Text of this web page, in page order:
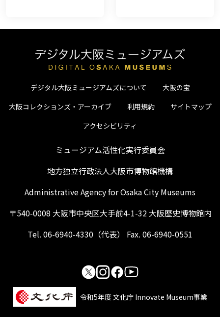
デジタル大阪ミュージアムズについて
大阪の宝
大阪コレクションズ・アーカイブ
利用規約
サイトマップ
アクセシビリティ
ミュージアム活性化実行委員会
地方独立行政法人大阪市博物館機構
Administrative Agency for Osaka City Museums
〒540-0008 大阪市中央区大手前4-1-32 大阪歴史博物館内
Tel. 06-6940-4330（代表） Fax. 06-6940-0551
令和5年度 文化庁 Innovate Museum事業